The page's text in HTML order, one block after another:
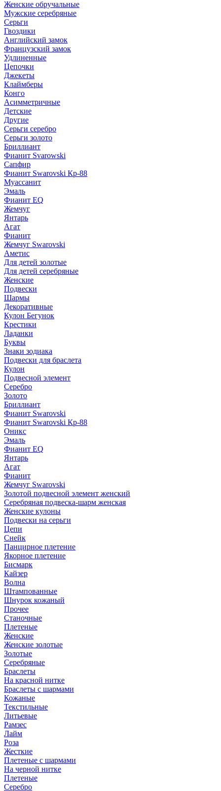
Женские обручальные
Мужские серебряные
Серьги
Гвоздики
Английский замок
Французский замок
Удлиненные
Цепочки
Джекеты
Клаймберы
Конго
Асимметричные
Детские
Другие
Серьги серебро
Серьги золото
Бриллиант
Фианит Svarowski
Сапфир
Фианит Swarovski Кр-88
Муассанит
Эмаль
Фианит EQ
Жемчуг
Янтарь
Агат
Фианит
Жемчуг Swarovski
Аметис
Для детей золотые
Для детей серебряные
Женские
Подвески
Шармы
Декоративные
Кулон Бегунок
Крестики
Ладанки
Буквы
Знаки зодиака
Подвески для браслета
Кулон
Подвесной элемент
Серебро
Золото
Бриллиант
Фианит Swarovski
Фианит Swarovski Кр-88
Оникс
Эмаль
Фианит EQ
Янтарь
Агат
Фианит
Жемчуг Swarovski
Золотой подвесной элемент женcкий
Серебряная подвеска-шарм женская
Женские кулоны
Подвески на серьги
Цепи
Снейк
Панцирное плетение
Якорное плетение
Бисмарк
Кайзер
Волна
Штампованные
Шнурок кожаный
Прочее
Станочные
Плетеные
Женские
Женские золотые
Золотые
Серебряные
Браслеты
На красной нитке
Браслеты с шармами
Кожаные
Текстильные
Литьевые
Рамзес
Лайм
Роза
Жесткие
Плетеные с шармами
На черной нитке
Плетеные
Серебро